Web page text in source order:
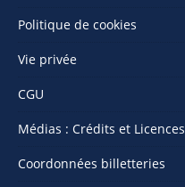
Politique de cookies
Vie privée
CGU
Médias : Crédits et Licences
Coordonnées billetteries